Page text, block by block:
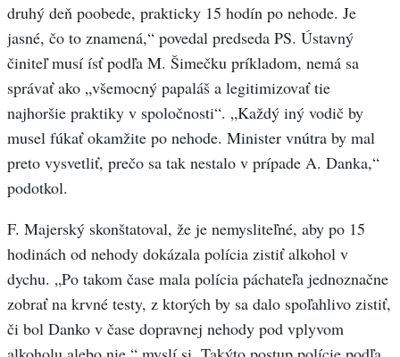
druhý deň poobede, prakticky 15 hodín po nehode. Je
jasné, čo to znamená,“ povedal predseda PS. Ústavný
činiteľ musí ísť podľa M. Šimečku príkladom, nemá sa
správať ako „všemocný papaláš a legitimizovať tie
najhoršie praktiky v spoločnosti“. „Každý iný vodič by
musel fúkať okamžite po nehode. Minister vnútra by mal
preto vysvetliť, prečo sa tak nestalo v prípade A. Danka,“
podotkol.
F. Majerský skonštatoval, že je nemysliteľné, aby po 15
hodinách od nehody dokázala polícia zistiť alkohol v
dychu. „Po takom čase mala polícia páchateľa jednoznačne
zobrať na krvné testy, z ktorých by sa dalo spoľahlivo zistiť,
či bol Danko v čase dopravnej nehody pod vplyvom